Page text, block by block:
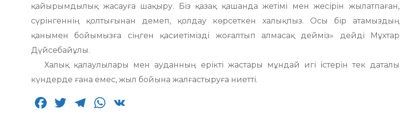
қайырымдылық жасауға шақыру. Біз қазақ қашанда жетімі мен жесірін жылатпаған,
сүрінгеннің қолтығынан демеп, қолдау көрсеткен халықпыз. Осы бір атамыздың
қанымен бойымызға сіңген қасиетімізді жоғалтып алмасақ дейміз» дейді Мұхтар
Дүйсебайұлы.
Халық қалаулылары мен ауданның ерікті жастары мұндай игі істерін тек даталы
күндерде ғана емес, жыл бойына жалғастыруға ниетті.
F
T
T
W